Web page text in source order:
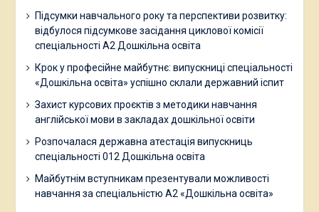
Підсумки навчального року та перспективи розвитку:
відбулося підсумкове засідання циклової комісії
спеціальності А2 Дошкільна освіта
Крок у професійне майбутнє: випускниці спеціальності
«Дошкільна освіта» успішно склали державний іспит
Захист курсових проєктів з методики навчання
англійської мови в закладах дошкільної освіти
Розпочалася державна атестація випускниць
спеціальності 012 Дошкільна освіта
Майбутнім вступникам презентували можливості
навчання за спеціальністю А2 «Дошкільна освіта»